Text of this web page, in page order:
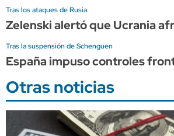
Tras los ataques de Rusia
Zelenski alertó que Ucrania
Tras la suspensión de Schenguen
España impuso controles
Otras noticias